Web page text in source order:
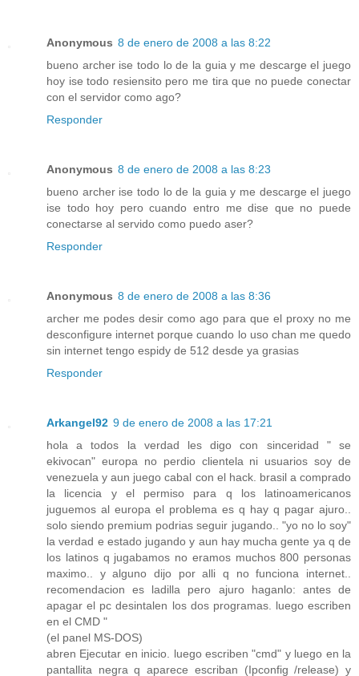
Anonymous 8 de enero de 2008 a las 8:22
bueno archer ise todo lo de la guia y me descarge el juego
hoy ise todo resiensito pero me tira que no puede conectar
con el servidor como ago?
Responder
Anonymous 8 de enero de 2008 a las 8:23
bueno archer ise todo lo de la guia y me descarge el juego
ise todo hoy pero cuando entro me dise que no puede
conectarse al servido como puedo aser?
Responder
Anonymous 8 de enero de 2008 a las 8:36
archer me podes desir como ago para que el proxy no me
desconfigure internet porque cuando lo uso chan me quedo
sin internet tengo espidy de 512 desde ya grasias
Responder
Arkangel92 9 de enero de 2008 a las 17:21
hola a todos la verdad les digo con sinceridad " se
ekivocan" europa no perdio clientela ni usuarios soy de
venezuela y aun juego cabal con el hack. brasil a comprado
la licencia y el permiso para q los latinoamericanos
juguemos al europa el problema es q hay q pagar ajuro..
solo siendo premium podrias seguir jugando.. "yo no lo soy"
la verdad e estado jugando y aun hay mucha gente ya q de
los latinos q jugabamos no eramos muchos 800 personas
maximo.. y alguno dijo por alli q no funciona internet..
recomendacion es ladilla pero ajuro haganlo: antes de
apagar el pc desintalen los dos programas. luego escriben
en el CMD "
(el panel MS-DOS)
abren Ejecutar en inicio. luego escriben "cmd" y luego en la
pantallita negra q aparece escriban (Ipconfig /release) y